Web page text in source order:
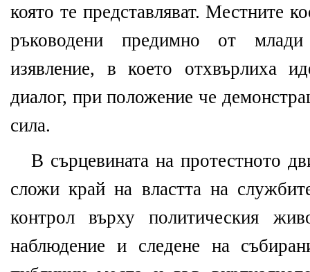
която те представляват. Местните
ръководени предимно от млади
изявление, в което отхвърлиха
диалог, при положение че
сила.
В сърцевината на протестното
сложи край на властта на
контрол върху политическия
наблюдение и следене на